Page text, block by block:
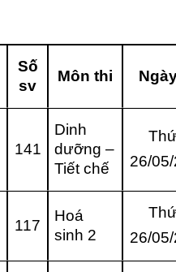
Số
sv
Môn thi
141
Dinh
dưỡng –
Tiết chế
26/
117
Hoá
sinh 2
26/